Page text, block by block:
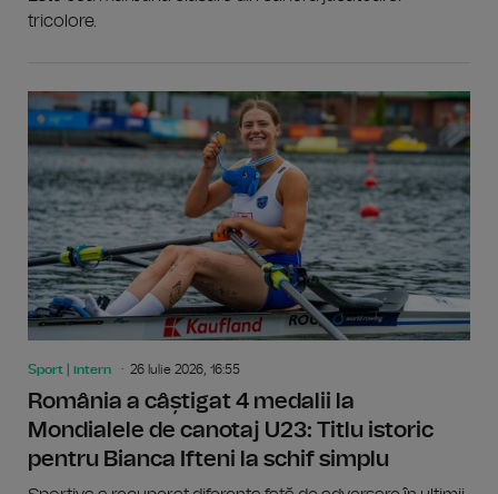
tricolore.
Sport | intern 26 Iulie 2026, 16:55
România a câștigat 4 medalii la
Mondialele de canotaj U23: Titlu istoric
pentru Bianca Ifteni la schif simplu